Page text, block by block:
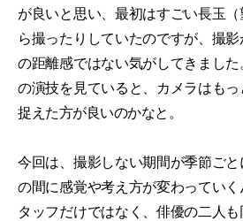
が良いと思い、最初はすごい長玉
ら撮ったりしていたのですが、撮
の距離感ではない気がしてきまし
の演技を見ていると、カメラはも
捉えた方が良いのかなと。
今回は、撮影しない期間が季節ご
の間に感覚や考え方が変わってい
タッフだけではなく、俳優の二人